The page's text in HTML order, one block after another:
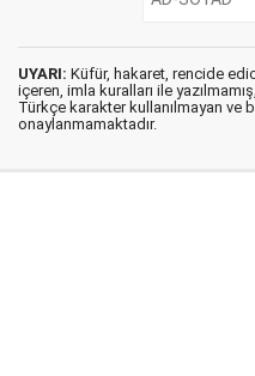
UYARI: Küfür, hakaret, rencide
içeren, imla kuralları ile yazılmamış,
Türkçe karakter kullanılmayan ve
onaylanmamaktadır.